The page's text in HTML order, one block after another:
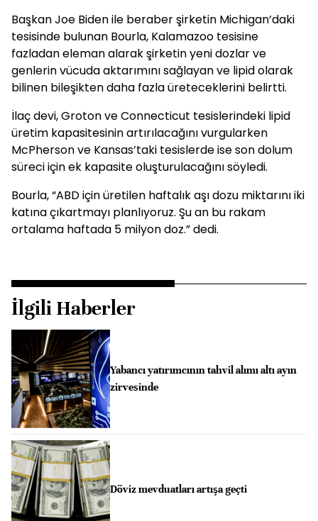
Başkan Joe Biden ile beraber şirketin Michigan’daki
tesisinde bulunan Bourla, Kalamazoo tesisine
fazladan eleman alarak şirketin yeni dozlar ve
genlerin vücuda aktarımını sağlayan ve lipid olarak
bilinen bileşikten daha fazla üreteceklerini belirtti.
İlaç devi, Groton ve Connecticut tesislerindeki lipid
üretim kapasitesinin artırılacağını vurgularken
McPherson ve Kansas’taki tesislerde ise son dolum
süreci için ek kapasite oluşturulacağını söyledi.
Bourla, “ABD için üretilen haftalık aşı dozu miktarını iki
katına çıkartmayı planlıyoruz. Şu an bu rakam
ortalama haftada 5 milyon doz.” dedi.
İlgili Haberler
Yabancı yatırımcının tahvil alımı altı ayın
zirvesinde
Döviz mevduatları artışa geçti